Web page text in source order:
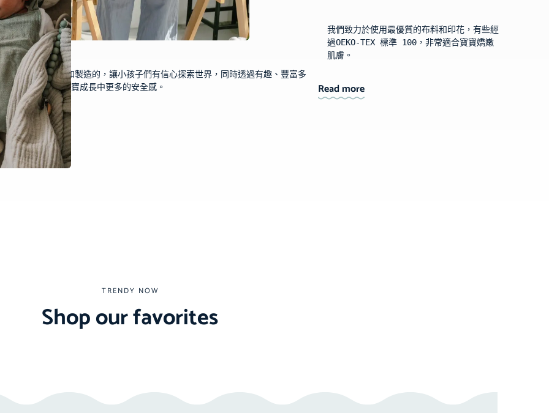
經過嚴選的設計和製造的，讓小孩子們有信心探索世界，同時透過有趣、豐富多
寶的世界 帶給寶寶成長中更多的安全感。
我們致力於使用最優質的布料和印花，有些經
過OEKO-TEX 標準 100，非常適合寶寶嬌嫩
肌膚。
Read more
TRENDY NOW
Shop our favorites